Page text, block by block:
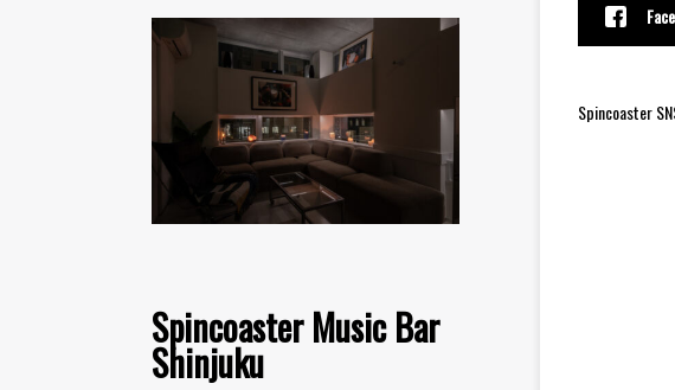
Spincoaster Music Bar
Shinjuku
Spincoaster